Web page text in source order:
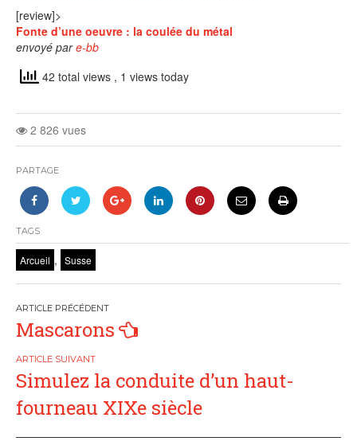
[review]>
Fonte d’une oeuvre : la coulée du métal
envoyé pare-bb
42 total views , 1 views today
2 826 vues
PARTAGE
TAGS
Arcueil , Susse
Navigation
de
l’article
Mascarons
Simulez la conduite d’un haut-
fourneau XIXe siècle